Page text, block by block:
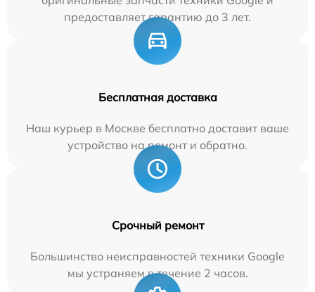
предоставляет гарантию до 3 лет.
Бесплатная доставка
Наш курьер в Москве бесплатно доставит ваше
устройство на ремонт и обратно.
Срочный ремонт
Большинство неисправностей техники Google
мы устраняем в течение 2 часов.